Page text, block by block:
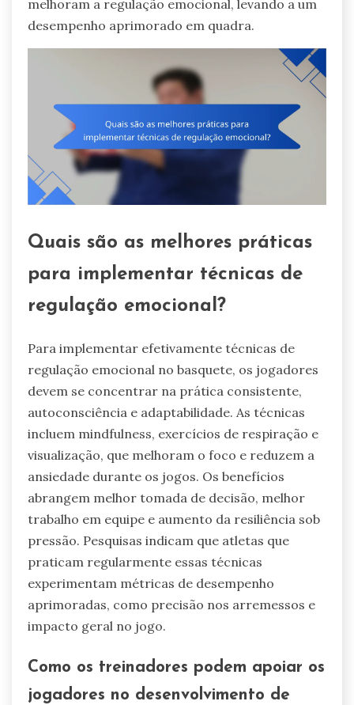
melhoram a regulação emocional, levando a um
desempenho aprimorado em quadra.
Quais são as melhores práticas
para implementar técnicas de
regulação emocional?
Para implementar efetivamente técnicas de
regulação emocional no basquete, os jogadores
devem se concentrar na prática consistente,
autoconsciência e adaptabilidade. As técnicas
incluem mindfulness, exercícios de respiração e
visualização, que melhoram o foco e reduzem a
ansiedade durante os jogos. Os benefícios
abrangem melhor tomada de decisão, melhor
trabalho em equipe e aumento da resiliência sob
pressão. Pesquisas indicam que atletas que
praticam regularmente essas técnicas
experimentam métricas de desempenho
aprimoradas, como precisão nos arremessos e
impacto geral no jogo.
Como os treinadores podem apoiar os
jogadores no desenvolvimento de